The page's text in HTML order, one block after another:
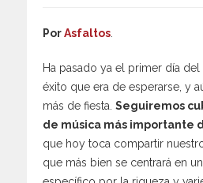
PorAsfaltos
Ha pasado ya el primer día
éxito que era de esperarse, y
más de fiesta. Seguiremos
de música más importante
que hoy toca compartir
que más bien se centrará en